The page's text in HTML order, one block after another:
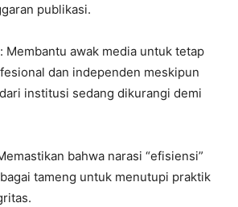
publikasi.
Membantu awak media untuk tetap
dan independen meskipun
institusi sedang dikurangi demi
bahwa narasi “efisiensi”
tameng untuk menutupi praktik